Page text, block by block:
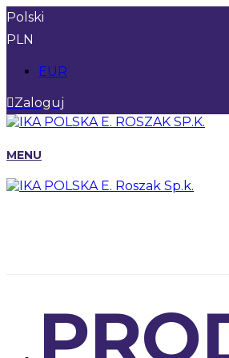
Polski
PLN
EUR
Zaloguj
MENU